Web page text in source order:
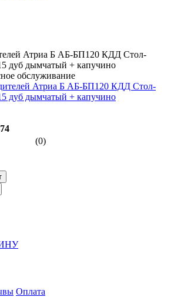
Атриа Б АБ-БП120 КДД Стол-
дуб дымчатый + капучино
обслуживание
(0)
Оплата